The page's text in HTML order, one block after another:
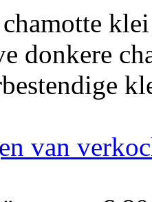
klei
donkere
van